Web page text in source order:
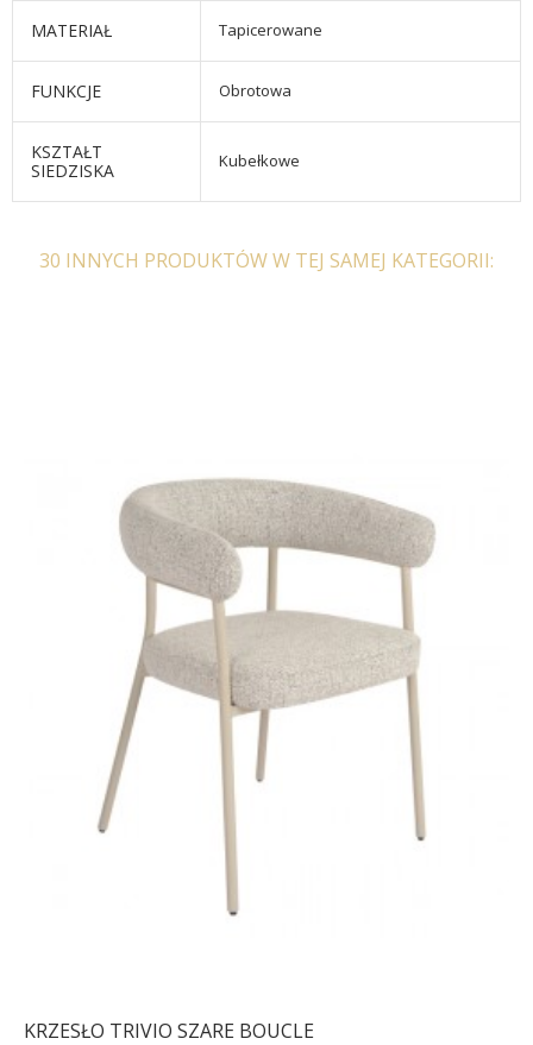
MATERIAŁ Tapicerowane
FUNKCJE Obrotowa
KSZTAŁT
SIEDZISKA
Kubełkowe
KRZESŁO OBROTOWE
1 004,83 zł1 196,23 zł
30 INNYCH PRODUKTÓW W TEJ SAMEJ KATEGORII:
KRZESŁO TRIVIO SZARE BOUCLE